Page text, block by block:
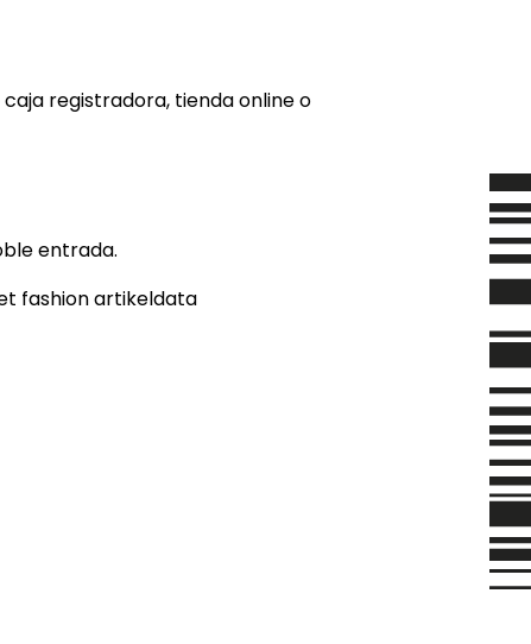
registradora, tienda online o
entrada.